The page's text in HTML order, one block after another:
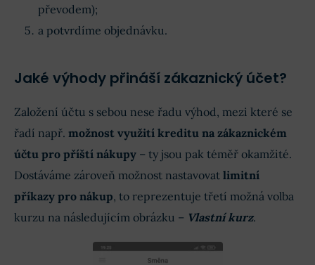
převodem);
a potvrdíme objednávku.
Jaké výhody přináší zákaznický účet?
Založení účtu s sebou nese řadu výhod, mezi které se
řadí např. možnost využití kreditu na zákaznickém
účtu pro příští nákupy – ty jsou pak téměř okamžité.
Dostáváme zároveň možnost nastavovat limitní
příkazy pro nákup, to reprezentuje třetí možná volba
kurzu na následujícím obrázku – Vlastní kurz.